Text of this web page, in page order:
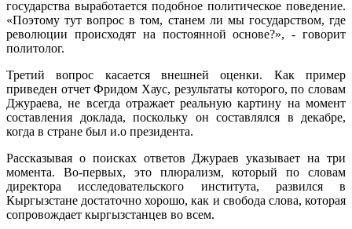
государства выработается подобное политическое поведение.
«Поэтому тут вопрос в том, станем ли мы государством, где
революции происходят на постоянной основе?», - говорит
политолог.
Третий вопрос касается внешней оценки. Как пример
приведен отчет Фридом Хаус, результаты которого, по словам
Джураева, не всегда отражает реальную картину на момент
составления доклада, поскольку он составлялся в декабре,
когда в стране был и.о президента.
Рассказывая о поисках ответов Джураев указывает на три
момента. Во-первых, это плюрализм, который по словам
директора исследовательского института, развился в
Кыргызстане достаточно хорошо, как и свобода слова, которая
сопровождает кыргызстанцев во всем.